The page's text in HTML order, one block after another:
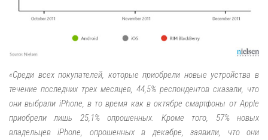
«Среди всех покупателей, которые приобрели новые устройства в
течение последних трех месяцев, 44,5% респондентов сказали, что
они выбрали iPhone, в то время как в октябре смартфоны от Apple
приобрели лишь 25,1% опрошенных. Кроме того, 57% новых
владельцев iPhone, опрошенных в декабре, заявили, что они